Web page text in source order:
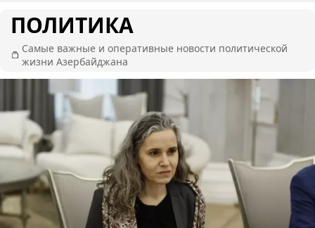
ПОЛИТИКА
Самые важные и оперативные новости политической
жизни Азербайджана